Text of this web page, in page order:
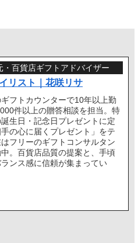
百貨店ギフトアドバイザー
リスト｜花咲リサ
フトカウンターで10年以上勤
件以上の贈答相談を担当。特
生日・記念日プレゼントに定
の心に届くプレゼント」をテ
フリーのギフトコンサルタン
中。百貨店品質の提案と、手頃
ンス感に信頼が集まってい